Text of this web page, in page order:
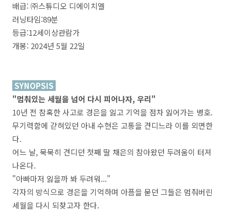
배급: ㈜스튜디오 디에이치엘
러닝타임:89분
등급:12세이상관람가
개봉: 2024년 5월 22일
SYNOPSIS
"멈춰있는 세월을 넘어 다시 피어나자, 우리"
10년 전 참혹한 사고로 경은을 잃고 기억을 점차 잃어가는 병호.
무기력함에 갇혀있던 아내 수현은 고통을 견디느라 이를 외면한
다.
어느 날, 묵묵히 견디던 첫째 딸 채은의 참아왔던 두려움이 터져
나온다.
"아빠마저 잃을까 봐 두려워..."
각자의 방식으로 경은을 기억하며 아픔을 묻던 그들은 멈춰버린
세월을 다시 되찾고자 한다.